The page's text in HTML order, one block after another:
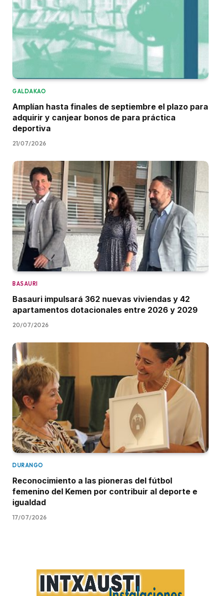
GALDAKAO
Amplían hasta finales de septiembre el plazo para
adquirir y canjear bonos de para práctica
deportiva
21/07/2026
BASAURI
Basauri impulsará 362 nuevas viviendas y 42
apartamentos dotacionales entre 2026 y 2029
20/07/2026
DURANGO
Reconocimiento a las pioneras del fútbol
femenino del Kemen por contribuir al deporte e
igualdad
17/07/2026